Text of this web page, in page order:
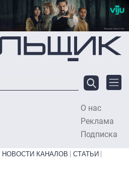
О нас
Реклама
Подписка
НОВОСТИ КАНАЛОВ
СТАТЬИ